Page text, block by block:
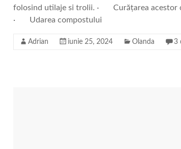
folosind utilaje si trolii. · Curățarea acestor
· Udarea compostului
Adrian iunie 25, 2024 Olanda 3